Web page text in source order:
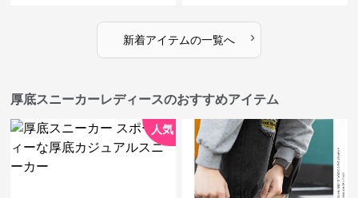
新着アイテムの一覧へ ›
厚底スニーカーレディースのおすすめアイテム
人気